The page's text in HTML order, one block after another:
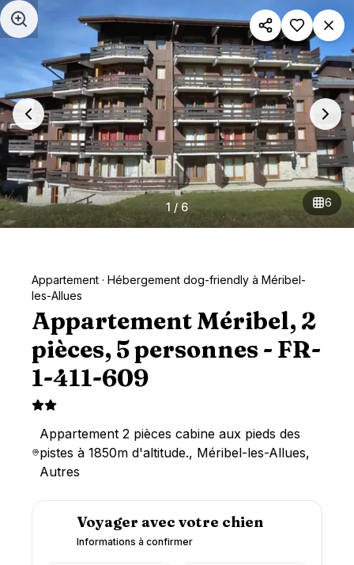
Aller au contenu principal
1 /6 6
Appartement · Hébergement dog-friendly à Méribel-
les-Allues
Appartement Méribel, 2
pièces, 5 personnes - FR-
1-411-609
Appartement 2 pièces cabine aux pieds des
pistes à 1850m d'altitude., Méribel-les-Allues,
Autres
Voyager avec votre chien
Informations à confirmer